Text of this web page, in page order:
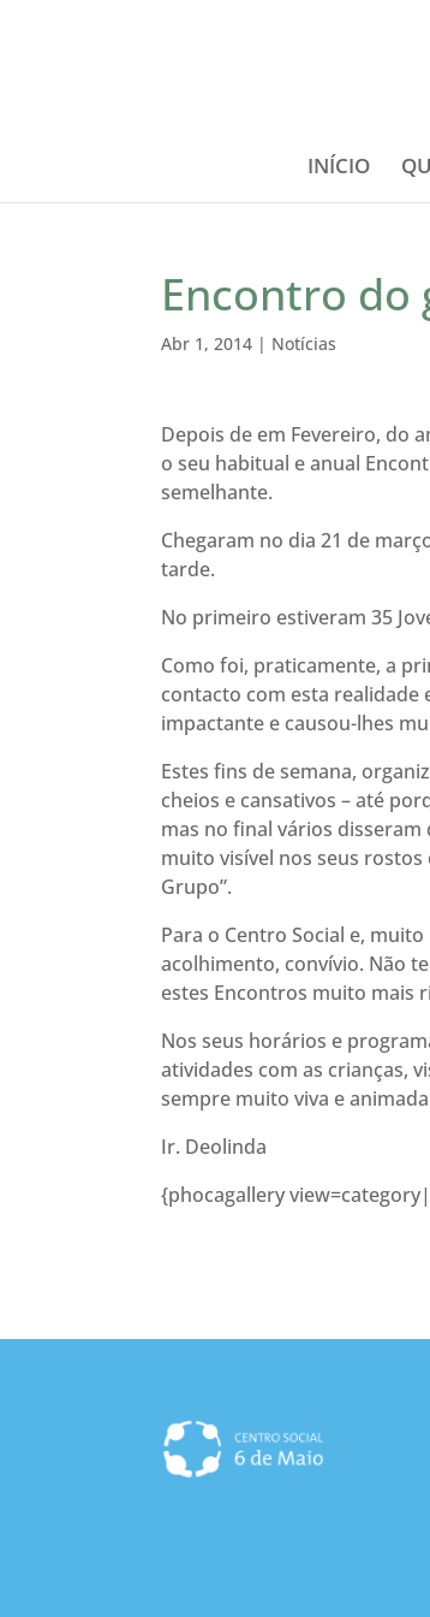
INÍCIO
Encontro do
Abr 1, 2014 | Notícias
Depois de em Fevereiro, do
o seu habitual e anual
semelhante.
Chegaram no dia 21 de
tarde.
No primeiro estiveram 35
Como foi, praticamente, a
contacto com esta realidade
impactante e causou-lhes
Estes fins de semana,
cheios e cansativos – até
mas no final vários disseram
muito visível nos seus rostos
Grupo”.
Para o Centro Social e,
acolhimento, convívio. Não
estes Encontros muito mais
Nos seus horários e
atividades com as crianças,
sempre muito viva e animada
Ir. Deolinda
{phocagallery